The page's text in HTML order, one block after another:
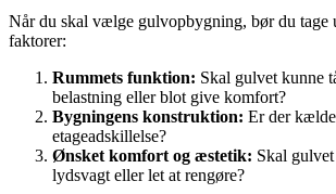
Når du skal vælge gulvopbygning, bør du tage
faktorer:
Rummets funktion: Skal gulvet kunne
belastning eller blot give komfort?
Bygningens konstruktion: Er der
etageadskillelse?
Ønsket komfort og æstetik: Skal
lydsvagt eller let at rengøre?